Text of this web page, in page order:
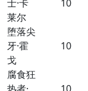
士·卡
莱尔
10
堕落尖
牙·霍
戈
10
腐食狂